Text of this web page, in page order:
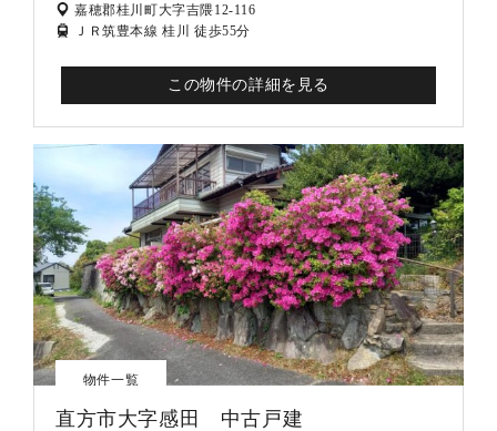
嘉穂郡桂川町大字吉隈12-116
ＪＲ筑豊本線 桂川 徒歩55分
この物件の詳細を見る
物件一覧
直方市大字感田 中古戸建